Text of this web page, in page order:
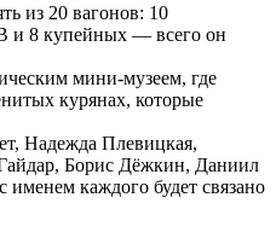
из 20 вагонов: 10
и 8 купейных — всего он
мини-музеем, где
курянах, которые
Надежда Плевицкая,
Борис Дёжкин, Даниил
каждого будет связано